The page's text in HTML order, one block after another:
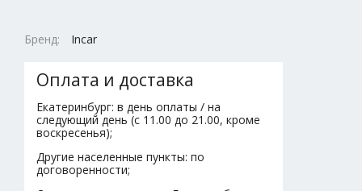
Бренд: Incar
Оплата и доставка
Екатеринбург: в день оплаты / на
следующий день (с 11.00 до 21.00, кроме
воскресенья);
Другие населенные пункты: по
договоренности;